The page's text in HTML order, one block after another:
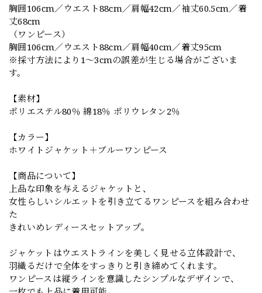
胸囲106cm／ウエスト88cm／肩幅42cm／袖丈60.5cm／着
丈68cm
（ワンピース）
胸囲106cm／ウエスト88cm／肩幅40cm／着丈95cm
※採寸方法により1〜3cmの誤差が生じる場合がございま
す。
【素材】
ポリエステル80％ 綿18％ ポリウレタン2％
【カラー】
ホワイトジャケット＋ブルーワンピース
【商品について】
上品な印象を与えるジャケットと、
女性らしいシルエットを引き立てるワンピースを組み合わせ
た
きれいめレディースセットアップ。
ジャケットはウエストラインを美しく見せる立体設計で、
羽織るだけで全体をすっきりと引き締めてくれます。
ワンピースは縦ラインを意識したシンプルなデザインで、